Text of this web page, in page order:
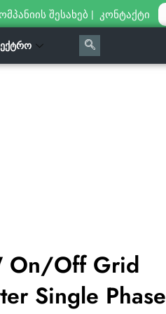
შესახებ | კონტაქტი
On/Off Grid
Single Phase